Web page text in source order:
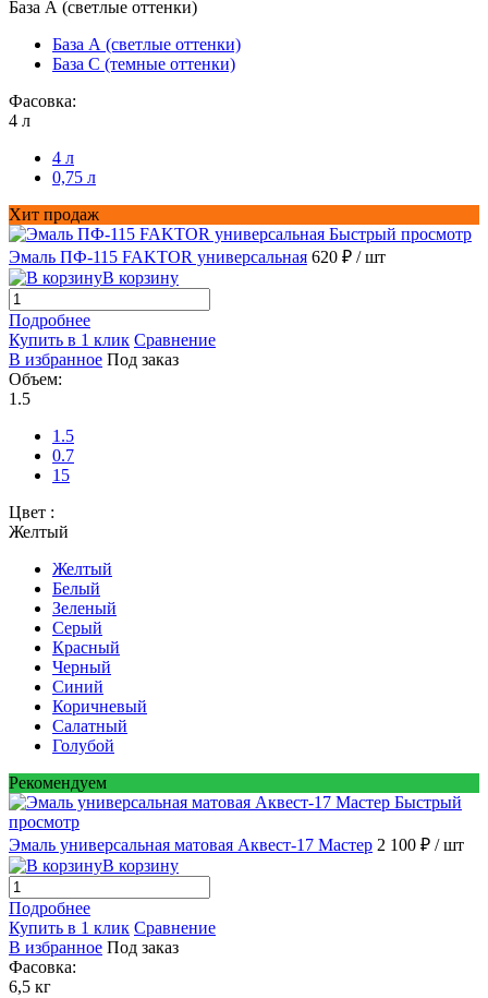
База А (светлые оттенки)
База А (светлые оттенки)
База С (темные оттенки)
Фасовка:
4 л
4 л
0,75 л
Хит продаж
Быстрый просмотр
Эмаль ПФ-115 FAKTOR универсальная 620 ₽ / шт
В корзину
Подробнее
Купить в 1 клик Сравнение
В избранное Под заказ
Объем:
1.5
1.5
0.7
15
Цвет :
Желтый
Желтый
Белый
Зеленый
Серый
Красный
Черный
Синий
Коричневый
Салатный
Голубой
Рекомендуем
Быстрый
просмотр
Эмаль универсальная матовая Аквест-17 Мастер 2 100 ₽ / шт
В корзину
Подробнее
Купить в 1 клик Сравнение
В избранное Под заказ
Фасовка:
6,5 кг